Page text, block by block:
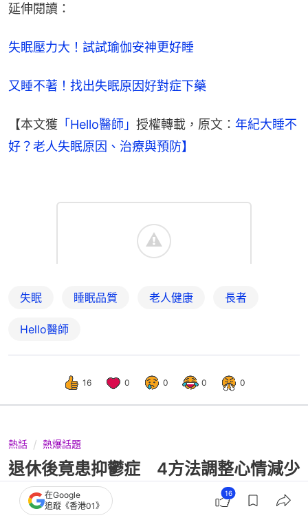
延伸閱讀：
失眠壓力大！試試瑜伽安神更好睡
又睡不著！找出失眠原因好對症下藥
【本文獲 「Hello醫師」 授權轉載，原文： 年紀大睡不
好？老人失眠原因、治療與預防】
失眠 睡眠品質 老人健康 長者
Hello醫師
16 0 0 0 0
熱話 熱爆話題
退休後竟患抑鬱症 4方法調整心情減少
空虛感 多刺激大腦防失智
在Google
追蹤《香港01》
16